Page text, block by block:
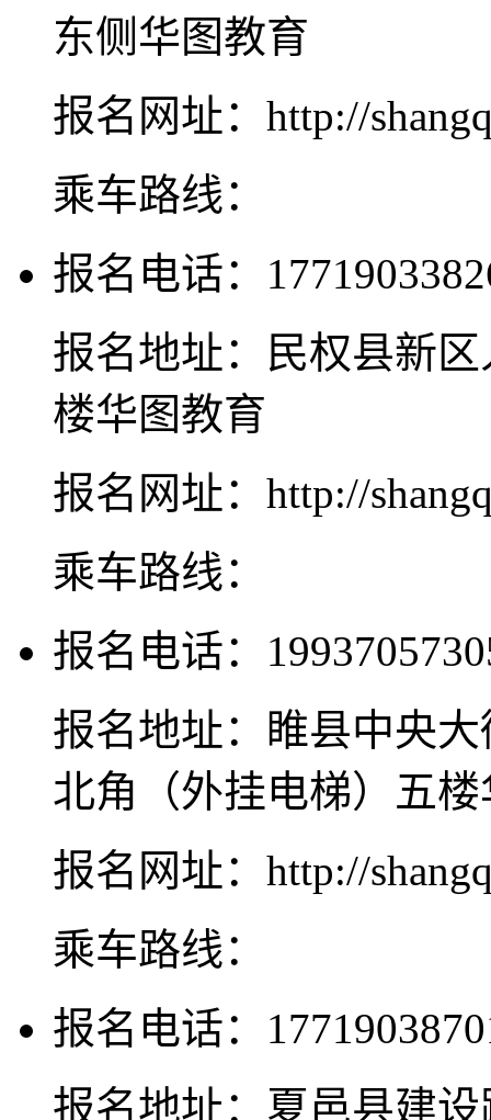
东侧华图教育
报名网址：http://
乘车路线：
报名电话：
报名地址：民权县新
楼华图教育
报名网址：http://
乘车路线：
报名电话：
报名地址：睢县中央
北角（外挂电梯）五
报名网址：http://
乘车路线：
报名电话：
报名地址：夏邑县建